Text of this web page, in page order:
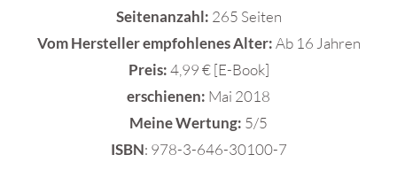
Seitenanzahl: 265 Seiten
Vom Hersteller empfohlenes Alter:Ab 16 Jahren
Preis:4,99 € [E-Book]
erschienen: Mai 2018
Meine Wertung: 5/5
ISBN: 978-3-646-30100-7